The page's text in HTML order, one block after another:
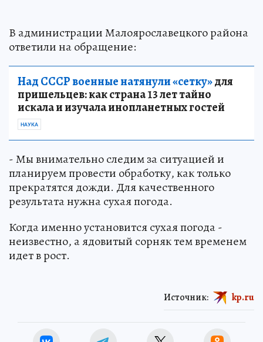
В администрации Малоярославецкого района
ответили на обращение:
Над СССР военные натянули «сетку»для
пришельцев: как страна 13 лет тайно
искала и изучала инопланетных гостей
НАУКА
- Мы внимательно следим за ситуацией и
планируем провести обработку, как только
прекратятся дожди. Для качественного
результата нужна сухая погода.
Когда именно установится сухая погода -
неизвестно, а ядовитый сорняк тем временем
идет в рост.
Источник: kp.ru